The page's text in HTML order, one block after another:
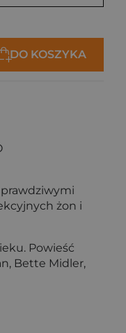
DO KOSZYKA
żon i
Powieść
Bette Midler,